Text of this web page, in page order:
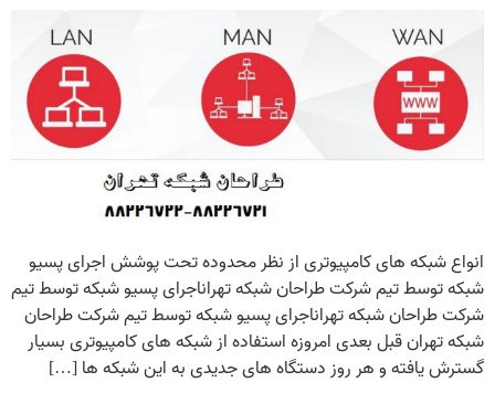
انواع شبکه های کامپیوتری از نظر محدوده تحت پوشش اجرای پسیو
شبکه توسط تیم شرکت طراحان شبکه تهراناجرای پسیو شبکه توسط تیم
شرکت طراحان شبکه تهراناجرای پسیو شبکه توسط تیم شرکت طراحان
شبکه تهران قبل بعدی امروزه استفاده از شبکه های کامپیوتری بسیار
گسترش یافته و هر روز دستگاه های جدیدی به این شبکه ها […]